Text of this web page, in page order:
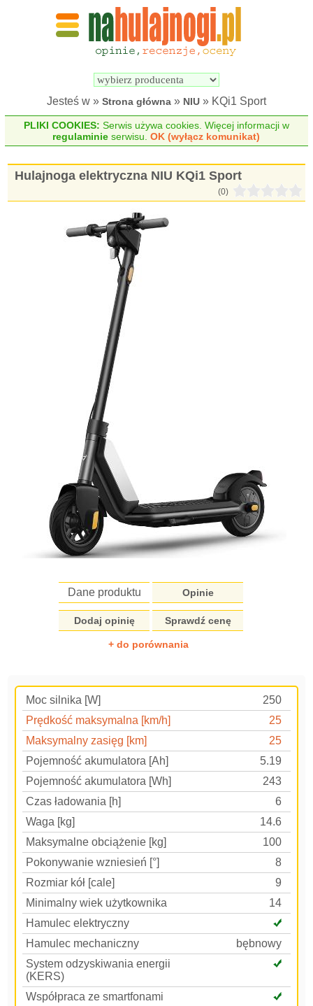
Wyszukiwarka
elektrycznych
Jesteś w » Strona główna » NIU » KQi1 Sport
PLIKI COOKIES: Serwis używa cookies. Więcej informacji w
regulaminie serwisu.OK (wyłącz komunikat)
Hulajnoga elektryczna NIU KQi1 Sport
(0)
Dane produktu Opinie
Dodaj opinię Sprawdź cenę
+ do porównania
Moc silnika [W]
250
Prędkość maksymalna [km/h]
25
Maksymalny zasięg [km]
25
Pojemność akumulatora [Ah]
5.19
Pojemność akumulatora [Wh]
243
Czas ładowania [h]
6
Waga [kg]
14.6
Maksymalne obciążenie [kg]
100
Pokonywanie wzniesień [°]
8
Rozmiar kół [cale]
9
Minimalny wiek użytkownika
14
Hamulec elektryczny
Hamulec mechaniczny
bębnowy
System odzyskiwania energii
(KERS)
Współpraca ze smartfonami